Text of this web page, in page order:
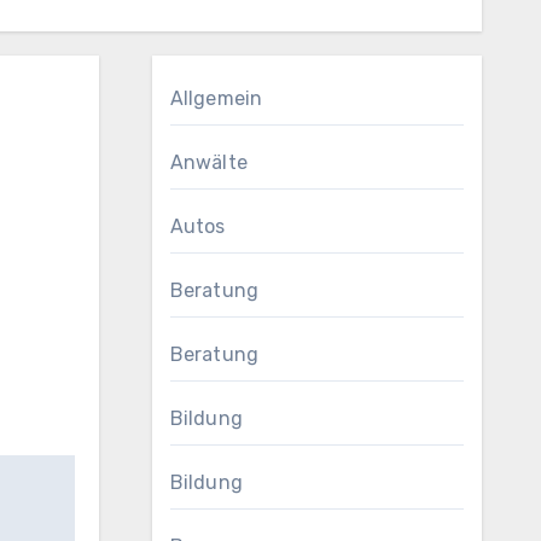
Allgemein
Anwälte
Autos
Beratung
Beratung
Bildung
Bildung